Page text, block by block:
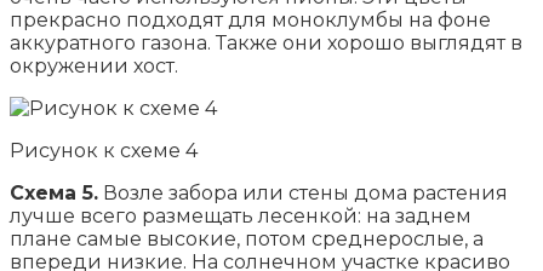
прекрасно подходят для моноклумбы на фоне
аккуратного газона. Также они хорошо выглядят в
окружении хост.
Рисунок к схеме 4
Схема 5. Возле забора или стены дома растения
лучше всего размещать лесенкой: на заднем
плане самые высокие, потом среднерослые, а
впереди низкие. На солнечном участке красиво